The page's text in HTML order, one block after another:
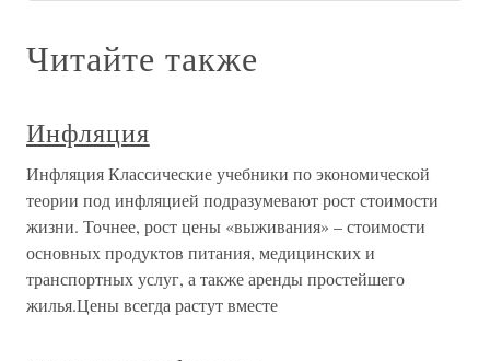
Читайте также
Инфляция
Инфляция Классические учебники по экономической
теории под инфляцией подразумевают рост стоимости
жизни. Точнее, рост цены «выживания» – стоимости
основных продуктов питания, медицинских и
транспортных услуг, а также аренды простейшего
жилья.Цены всегда растут вместе